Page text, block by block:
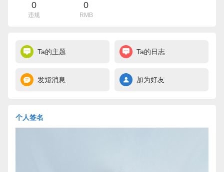
0
违规
0
RMB
Ta的主题 Ta的日志
发短消息 加为好友
个人签名